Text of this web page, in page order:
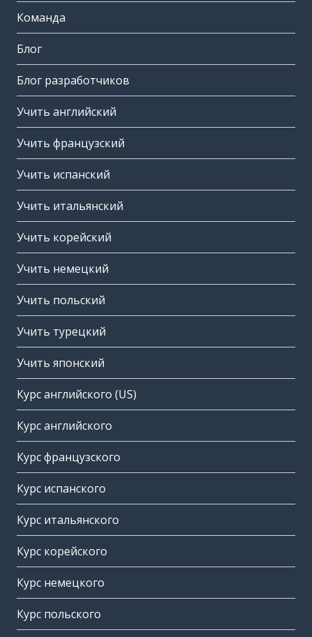
Команда
Блог
Блог разработчиков
Учить английский
Учить французский
Учить испанский
Учить итальянский
Учить корейский
Учить немецкий
Учить польский
Учить турецкий
Учить японский
Курс английского (US)
Курс английского
Курс французского
Курс испанского
Курс итальянского
Курс корейского
Курс немецкого
Курс польского